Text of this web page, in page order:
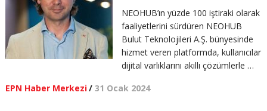
NEOHUB’ın yüzde 100 iştiraki olarak
faaliyetlerini sürdüren NEOHUB
Bulut Teknolojileri A.Ş. bünyesinde
hizmet veren platformda, kullanıcılar
dijital varlıklarını akıllı çözümlerle …
EPN Haber Merkezi/ 31 Ocak 2024